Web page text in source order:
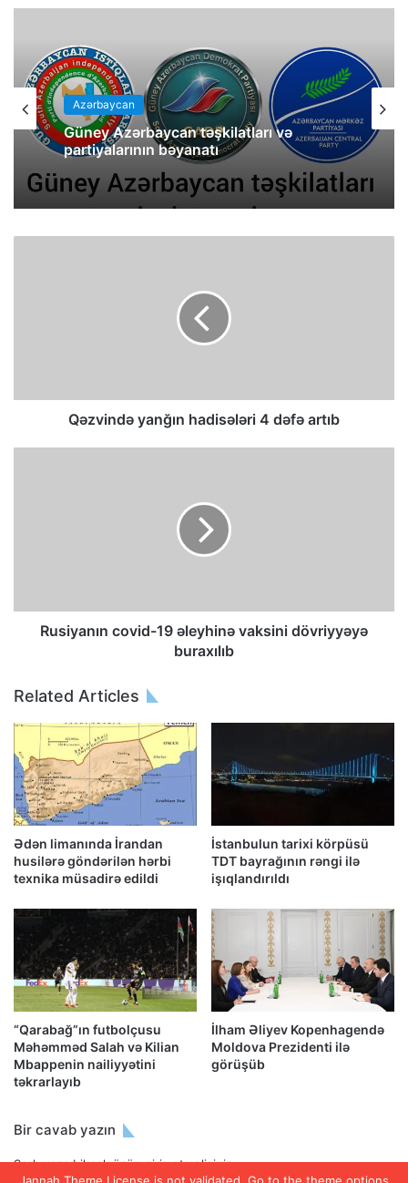
Azərbaycan
Güney Azərbaycan təşkilatları və
partiyalarının bəyanatı
Qəzvində yanğın hadisələri 4 dəfə artıb
Rusiyanın covid-19 əleyhinə vaksini dövriyyəyə
buraxılıb
Related Articles
Ədən limanında İrandan
husilərə göndərilən hərbi
texnika müsadirə edildi
İstanbulun tarixi körpüsü
TDT bayrağının rəngi ilə
işıqlandırıldı
“Qarabağ”ın futbolçusu
Məhəmməd Salah və Kilian
Mbappenin nailiyyətini
təkrarlayıb
İlham Əliyev Kopenhagendə
Moldova Prezidenti ilə
görüşüb
Bir cavab yazın
Şərh yaza bilmək üçüngiriş etməlisiniz.